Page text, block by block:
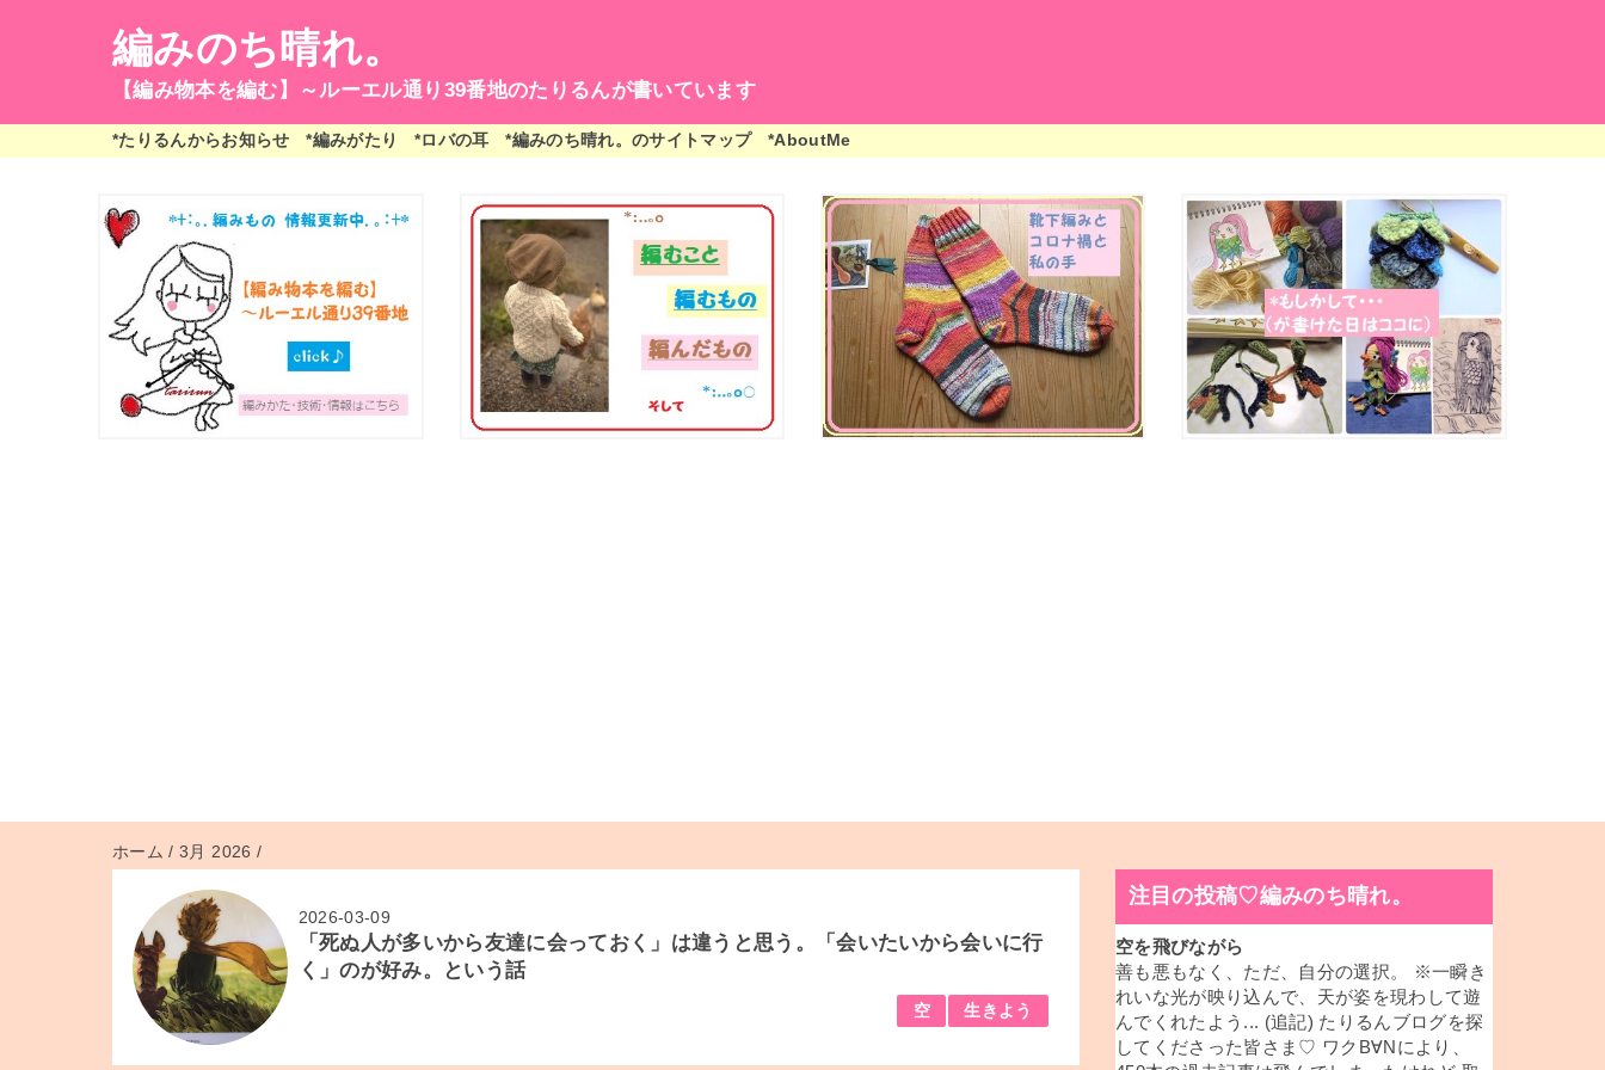
編みのち晴れ。
【編み物本を編む】～ルーエル通り39番地のたりるんが書いています
*たりるんからお知らせ *編みがたり *ロバの耳 *編みのち晴れ。のサイトマップ *AboutMe
ホーム /3月 2026 /
2026-03-09
「死ぬ人が多いから友達に会っておく」は違うと思う。「会いたいから会いに行
く」のが好み。という話
空 生きよう
注目の投稿♡編みのち晴れ。
空を飛びながら
善も悪もなく、ただ、自分の選択。 ※一瞬き
れいな光が映り込んで、天が姿を現わして遊
んでくれたよう... (追記) たりるんブログを探
してくださった皆さま♡ ワクB∀Nにより、